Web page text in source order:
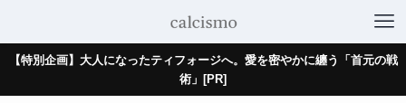
【特別企画】大人になったティフォージへ。愛を密やかに纏う「首元の戦
術」[PR]